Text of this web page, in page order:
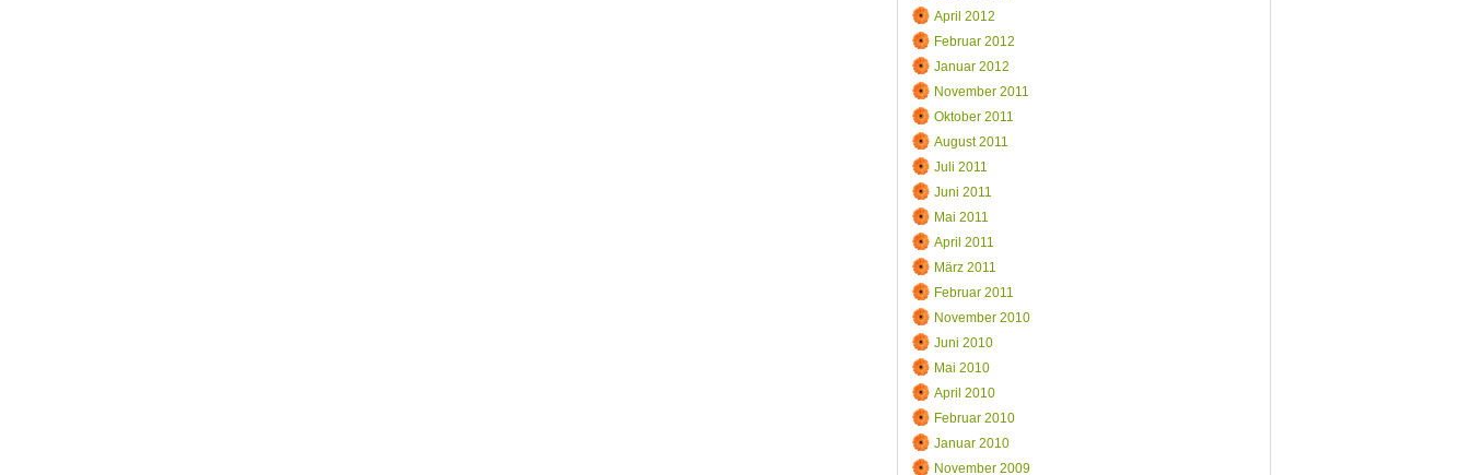
April 2012
Februar 2012
Januar 2012
November 2011
Oktober 2011
August 2011
Juli 2011
Juni 2011
Mai 2011
April 2011
März 2011
Februar 2011
November 2010
Juni 2010
Mai 2010
April 2010
Februar 2010
Januar 2010
November 2009